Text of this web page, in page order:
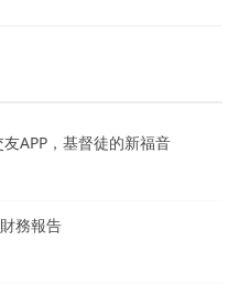
APP，基督徒的新福音
務報告